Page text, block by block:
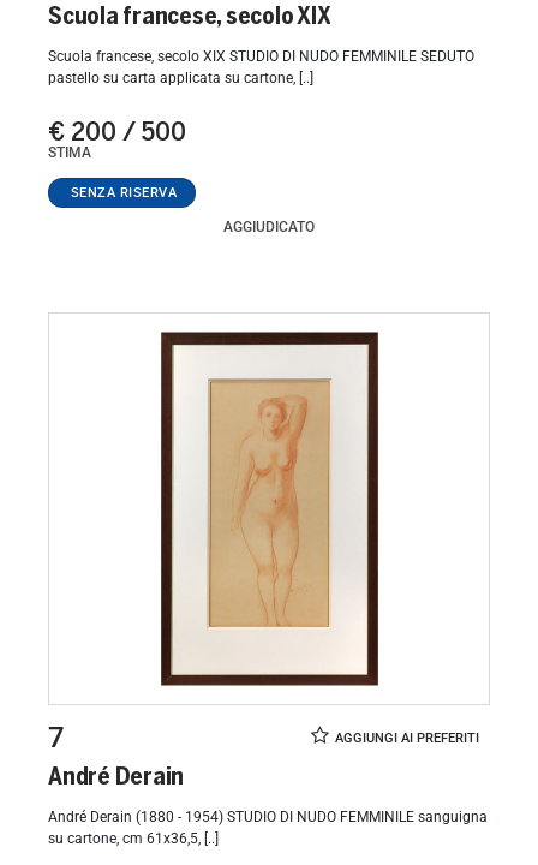
Scuola francese, secolo XIX
Scuola francese, secolo XIX STUDIO DI NUDO FEMMINILE SEDUTO
pastello su carta applicata su cartone, [..]
€ 200 / 500
STIMA
AGGIUDICATO
7
André Derain
André Derain (1880 - 1954) STUDIO DI NUDO FEMMINILE sanguigna
su cartone, cm 61x36,5, [..]